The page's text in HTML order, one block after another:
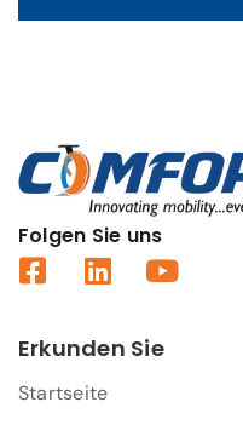
Folgen Sie uns
Erkunden Sie
Startseite